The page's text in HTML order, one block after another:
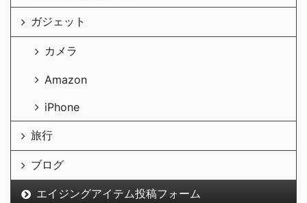
ガジェット
カメラ
Amazon
iPhone
旅行
ブログ
エイジングアイテム投稿フォーム